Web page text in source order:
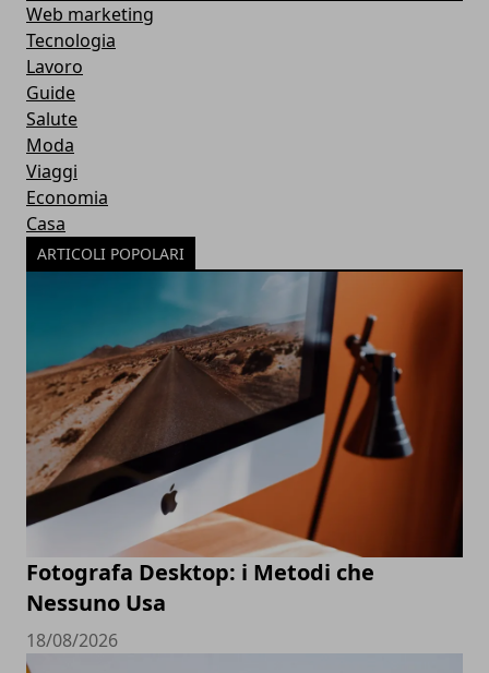
Web marketing
Tecnologia
Lavoro
Guide
Salute
Moda
Viaggi
Economia
Casa
ARTICOLI POPOLARI
Fotografa Desktop: i Metodi che
Nessuno Usa
18/08/2026